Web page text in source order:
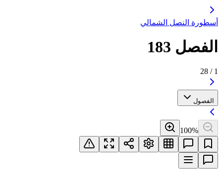
أسطورة النصل الشمالي
الفصل 183
/
28
الفصول
100%